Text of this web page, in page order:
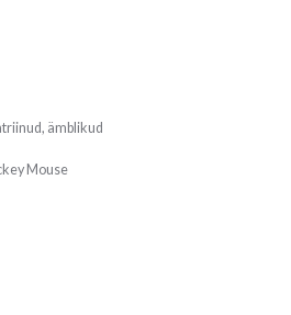
ämblikud
Mouse